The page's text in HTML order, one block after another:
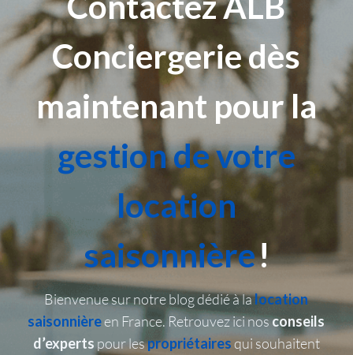
Conciergerie dès
maintenant pour la
gestion de votre
location
saisonnière!
Bienvenue sur notre blog dédié à lalocation
saisonnièreen France. Retrouvez ici nosconseils
d’experts pour lespropriétairesqui souhaitent